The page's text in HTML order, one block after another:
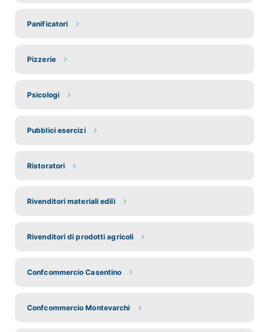
Panificatori
Pizzerie
Psicologi
Pubblici esercizi
Ristoratori
Rivenditori materiali edili
Rivenditori di prodotti agricoli
Confcommercio Casentino
Confcommercio Montevarchi